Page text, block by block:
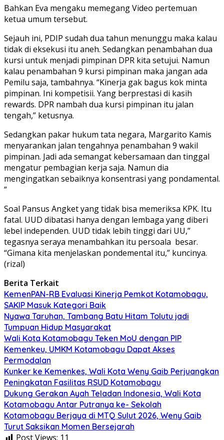
Bahkan Eva mengaku memegang Video pertemuan
ketua umum tersebut.
Sejauh ini, PDIP sudah dua tahun menunggu maka kalau
tidak di eksekusi itu aneh. Sedangkan penambahan dua
kursi untuk menjadi pimpinan DPR kita setujui. Namun
kalau penambahan 9 kursi pimpinan maka jangan ada
Pemilu saja, tambahnya. “Kinerja gak bagus kok minta
pimpinan. Ini kompetisii. Yang berprestasi di kasih
rewards. DPR nambah dua kursi pimpinan itu jalan
tengah,” ketusnya.
Sedangkan pakar hukum tata negara, Margarito Kamis
menyarankan jalan tengahnya penambahan 9 wakil
pimpinan. Jadi ada semangat kebersamaan dan tinggal
mengatur pembagian kerja saja. Namun dia
mengingatkan sebaiknya konsentrasi yang pondamental.
”
Soal Pansus Angket yang tidak bisa memeriksa KPK. Itu
fatal. UUD dibatasi hanya dengan lembaga yang diberi
lebel independen. UUD tidak lebih tinggi dari UU,”
tegasnya seraya menambahkan itu persoala besar.
“Gimana kita menjelaskan pondemental itu,” kuncinya.
(rizal)
Berita Terkait
KemenPAN-RB Evaluasi Kinerja Pemkot Kotamobagu,
SAKIP Masuk Kategori Baik
Nyawa Taruhan, Tambang Batu Hitam Tolutu jadi
Tumpuan Hidup Masyarakat
Wali Kota Kotamobagu Teken MoU dengan PIP
Kemenkeu, UMKM Kotamobagu Dapat Akses
Permodalan
Kunker ke Kemenkes, Wali Kota Weny Gaib Perjuangkan
Peningkatan Fasilitas RSUD Kotamobagu
Dukung Gerakan Ayah Teladan Indonesia, Wali Kota
Kotamobagu Antar Putranya ke- Sekolah
Kotamobagu Berjaya di MTQ Sulut 2026, Weny Gaib
Turut Saksikan Momen Bersejarah
Post Views: 11